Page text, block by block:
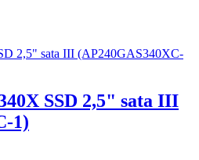
SSD 2,5" sata III
1)